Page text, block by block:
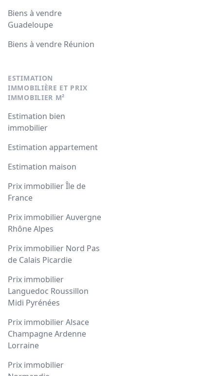
Biens à vendre
Guadeloupe
Biens à vendre Réunion
ESTIMATION
IMMOBILIÈRE ET PRIX
IMMOBILIER M²
Estimation bien
immobilier
Estimation appartement
Estimation maison
Prix immobilier Île de
France
Prix immobilier Auvergne
Rhône Alpes
Prix immobilier Nord Pas
de Calais Picardie
Prix immobilier
Languedoc Roussillon
Midi Pyrénées
Prix immobilier Alsace
Champagne Ardenne
Lorraine
Prix immobilier